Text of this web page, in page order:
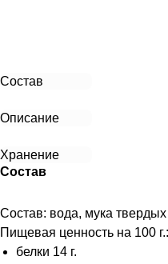
Состав
Описание
Хранение
Состав
Состав: вода, мука
Пищевая ценность на 100 г.:
белки 14 г.